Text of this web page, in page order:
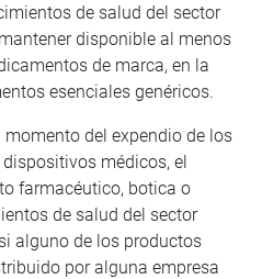
de salud del sector
disponible al menos
de marca, en la
esenciales genéricos.
del expendio de los
médicos, el
farmacéutico, botica o
de salud del sector
alguno de los productos
por alguna empresa